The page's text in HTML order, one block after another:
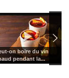
on boire du vin
pendant la...